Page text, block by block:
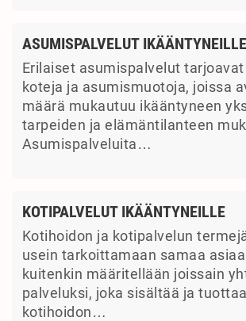
ASUMISPALVELUT IKÄÄNTYNEILLE
Erilaiset asumispalvelut
koteja ja asumismuotoja, joissa
määrä mukautuu ikääntyneen
tarpeiden ja elämäntilanteen
Asumispalveluita…
KOTIPALVELUT IKÄÄNTYNEILLE
Kotihoidon ja kotipalvelun
usein tarkoittamaan samaa
kuitenkin määritellään joissain
palveluksi, joka sisältää ja tuottaa
kotihoidon…